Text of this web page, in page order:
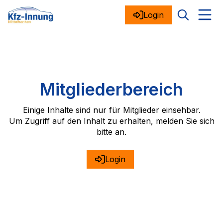
Login
Mitgliederbereich
Einige Inhalte sind nur für Mitglieder einsehbar.
Um Zugriff auf den Inhalt zu erhalten, melden Sie sich
bitte an.
Login